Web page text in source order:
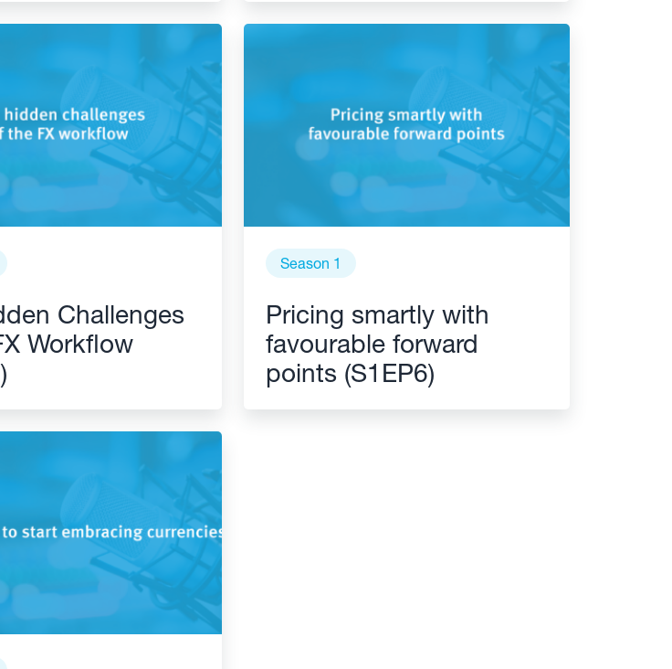
Challenges
Workflow
Season 1
Pricing smartly with
favourable forward
points (S1EP6)